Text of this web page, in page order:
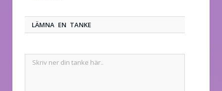
LÄMNA EN TANKE